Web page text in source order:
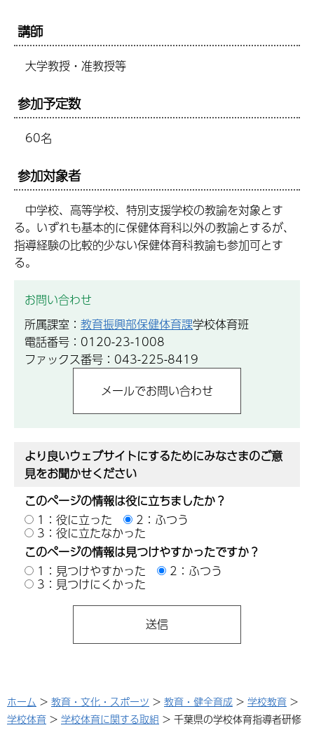
講師
大学教授・准教授等
参加予定数
60名
参加対象者
中学校、高等学校、特別支援学校の教諭を対象とす
る。いずれも基本的に保健体育科以外の教諭とするが、
指導経験の比較的少ない保健体育科教諭も参加可とす
る。
お問い合わせ
所属課室： 教育振興部保健体育課学校体育班
電話番号：0120-23-1008
ファックス番号：043-225-8419
より良いウェブサイトにするためにみなさまのご意
見をお聞かせください
このページの情報は役に立ちましたか？
1：役に立った
2：ふつう
3：役に立たなかった
このページの情報は見つけやすかったですか？
1：見つけやすかった
2：ふつう
3：見つけにくかった
ホーム > 教育・文化・スポーツ > 教育・健全育成 > 学校教育 >
学校体育 > 学校体育に関する取組 > 千葉県の学校体育指導者研修